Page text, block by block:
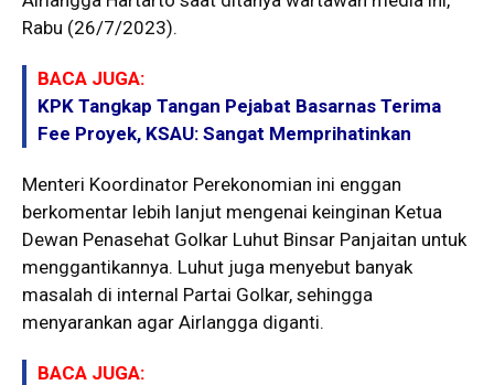
Rabu (26/7/2023).
BACA JUGA:
KPK Tangkap Tangan Pejabat Basarnas Terima
Fee Proyek, KSAU: Sangat Memprihatinkan
Menteri Koordinator Perekonomian ini enggan
berkomentar lebih lanjut mengenai keinginan Ketua
Dewan Penasehat Golkar Luhut Binsar Panjaitan untuk
menggantikannya. Luhut juga menyebut banyak
masalah di internal Partai Golkar, sehingga
menyarankan agar Airlangga diganti.
BACA JUGA: